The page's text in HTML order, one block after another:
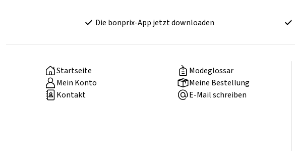
Die bonprix-App jetzt downloaden
Startseite
Modeglossar
Mein Konto
Meine Bestellung
Kontakt
E-Mail schreiben